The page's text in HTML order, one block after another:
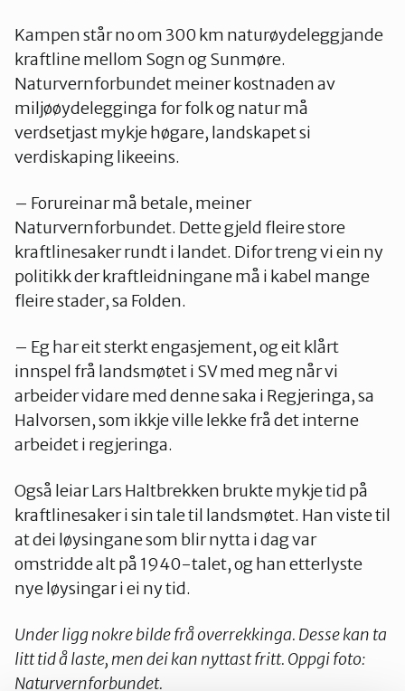
Kampen står no om 300 km naturøydeleggjande
kraftline mellom Sogn og Sunmøre.
Naturvernforbundet meiner kostnaden av
miljøøydelegginga for folk og natur må
verdsetjast mykje høgare, landskapet si
verdiskaping likeeins.
– Forureinar må betale, meiner
Naturvernforbundet. Dette gjeld fleire store
kraftlinesaker rundt i landet. Difor treng vi ein ny
politikk der kraftleidningane må i kabel mange
fleire stader, sa Folden.
– Eg har eit sterkt engasjement, og eit klårt
innspel frå landsmøtet i SV med meg når vi
arbeider vidare med denne saka i Regjeringa, sa
Halvorsen, som ikkje ville lekke frå det interne
arbeidet i regjeringa.
Også leiar Lars Haltbrekken brukte mykje tid på
kraftlinesaker i sin tale til landsmøtet. Han viste til
at dei løysingane som blir nytta i dag var
omstridde alt på 1940-talet, og han etterlyste
nye løysingar i ei ny tid.
Under ligg nokre bilde frå overrekkinga. Desse kan ta
litt tid å laste, men dei kan nyttast fritt. Oppgi foto:
Naturvernforbundet.